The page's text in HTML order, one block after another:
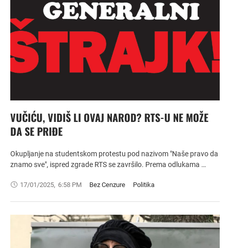
VUČIĆU, VIDIŠ LI OVAJ NAROD? RTS-U NE MOŽE
DA SE PRIĐE
Okupljanje na studentskom protestu pod nazivom "Naše pravo da
znamo sve", ispred zgrade RTS se završilo. Prema odlukama …
17/01/2025, 6:58 PM Bez Cenzure Politika